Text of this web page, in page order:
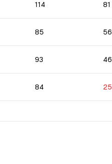
114 81
85 56
93 46
84 25